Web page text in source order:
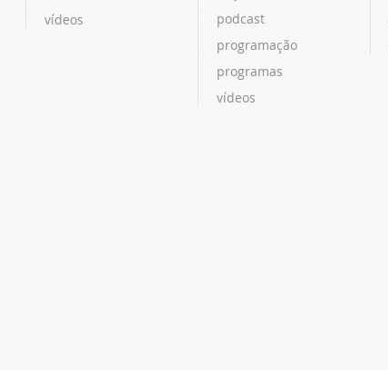
vídeos
podcast
programação
programas
vídeos